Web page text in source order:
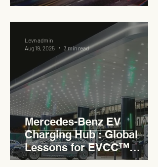
Mercedes-Benz EV
Charging Hub : Global
Lessons for EVCC™
Pedas RSA
Levn admin
Aug 19, 2025
3 min read